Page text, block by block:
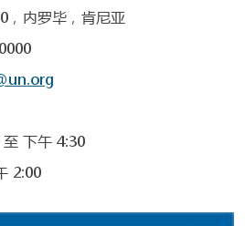
，内罗毕，肯尼亚
下午 4:30
2:00